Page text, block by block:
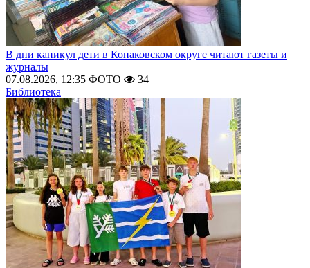
В дни каникул дети в Конаковском округе читают газеты и
журналы
07.08.2026, 12:35 ФОТО
34
Библиотека